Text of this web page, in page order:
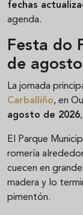
fechas
agenda.
Festa do
de agosto
La jornada
Carballiño, en
agosto de 2026
El Parque
romería
cuecen en
madera y lo
pimentón.